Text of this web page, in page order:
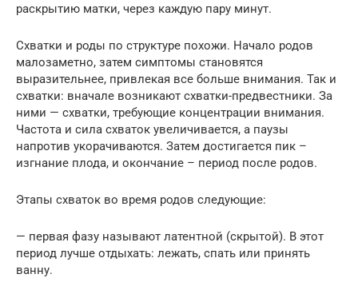
раскрытию матки, через каждую пару минут.
Схватки и роды по структуре похожи. Начало родов
малозаметно, затем симптомы становятся
выразительнее, привлекая все больше внимания. Так и
схватки: вначале возникают схватки-предвестники. За
ними — схватки, требующие концентрации внимания.
Частота и сила схваток увеличивается, а паузы
напротив укорачиваются. Затем достигается пик –
изгнание плода, и окончание – период после родов.
Этапы схваток во время родов следующие:
— первая фазу называют латентной (скрытой). В этот
период лучше отдыхать: лежать, спать или принять
ванну.